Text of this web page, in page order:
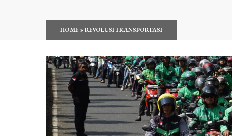
HOME»REVOLUSI TRANSPORTASI